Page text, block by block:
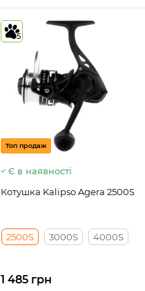
5
Топ продаж
Є в наявності
Котушка Kalipso Agera 2500S
2500S 3000S 4000S
1 485 грн